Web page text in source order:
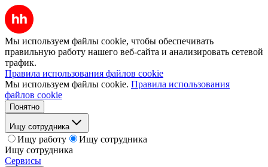
Мы используем файлы cookie, чтобы обеспечивать
правильную работу нашего веб-сайта и анализировать сетевой
трафик.
Правила использования файлов cookie
Мы используем файлы cookie. Правила использования
файлов cookie
Понятно
Ищу сотрудника
Ищу работу
Ищу сотрудника
Ищу сотрудника
Сервисы